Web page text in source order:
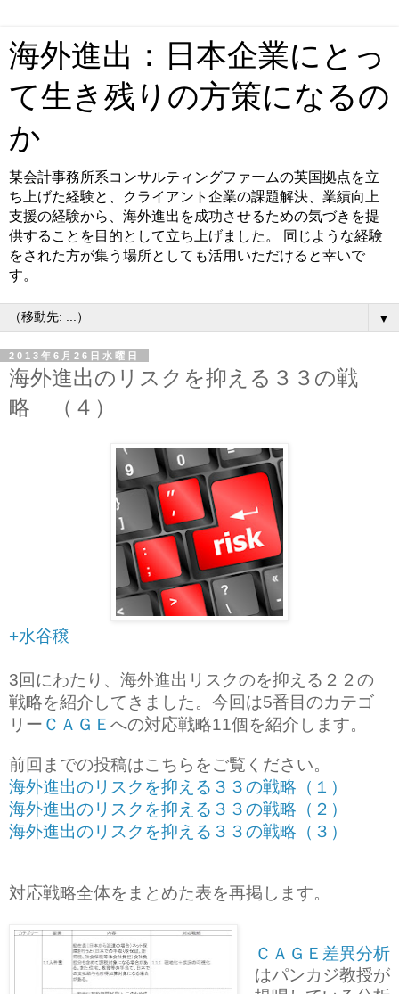
海外進出：日本企業にとっ
て生き残りの方策になるの
か
某会計事務所系コンサルティングファームの英国拠点を立
ち上げた経験と、クライアント企業の課題解決、業績向上
支援の経験から、海外進出を成功させるための気づきを提
供することを目的として立ち上げました。 同じような経験
をされた方が集う場所としても活用いただけると幸いで
す。
▼
2013年6月26日水曜日
海外進出のリスクを抑える３３の戦
略 （４）
+水谷穣
3回にわたり、海外進出リスクのを抑える２２の
戦略を紹介してきました。今回は5番目のカテゴ
リー ＣＡＧＥ への対応戦略11個を紹介します。
前回までの投稿はこちらをご覧ください。
海外進出のリスクを抑える３３の戦略 （１）
海外進出のリスクを抑える３３の戦略 （２）
海外進出のリスクを抑える３３の戦略 （３）
対応戦略全体をまとめた表を再掲します。
ＣＡＧＥ差異分析
はパンカジ教授が